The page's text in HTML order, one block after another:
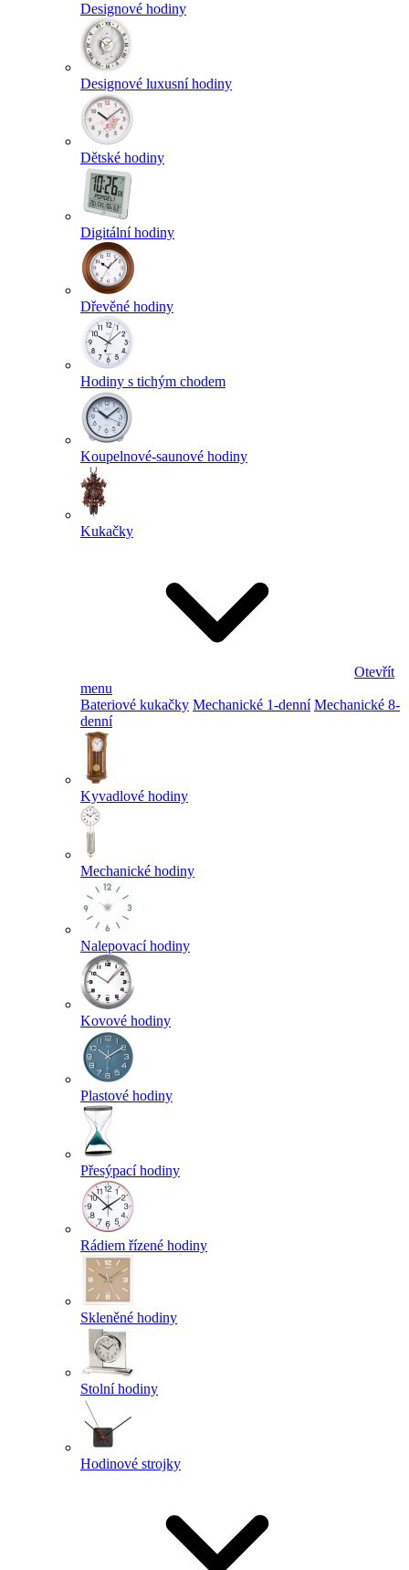
Designové hodiny
Designové luxusní hodiny
Dětské hodiny
Digitální hodiny
Dřevěné hodiny
Hodiny s tichým chodem
Koupelnové-saunové hodiny
Kukačky
Otevřít
menu
Bateriové kukačky Mechanické 1-denní Mechanické 8-
denní
Kyvadlové hodiny
Mechanické hodiny
Nalepovací hodiny
Kovové hodiny
Plastové hodiny
Přesýpací hodiny
Rádiem řízené hodiny
Skleněné hodiny
Stolní hodiny
Hodinové strojky